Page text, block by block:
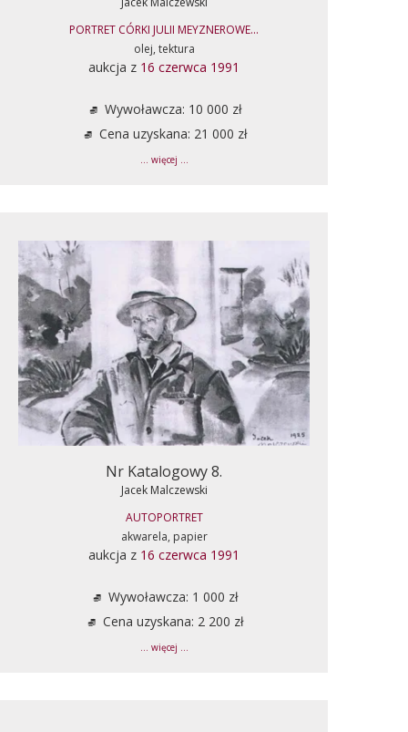
PORTRET CÓRKI JULII MEYZNEROWE...
olej, tektura
aukcja z 16 czerwca 1991
Wywoławcza: 10 000 zł
Cena uzyskana: 21 000 zł
... więcej ...
Nr Katalogowy 8.
Jacek Malczewski
AUTOPORTRET
akwarela, papier
aukcja z 16 czerwca 1991
Wywoławcza: 1 000 zł
Cena uzyskana: 2 200 zł
... więcej ...